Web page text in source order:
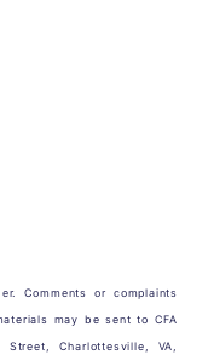
Comments or complaints
may be sent to CFA
Charlottesville, VA,